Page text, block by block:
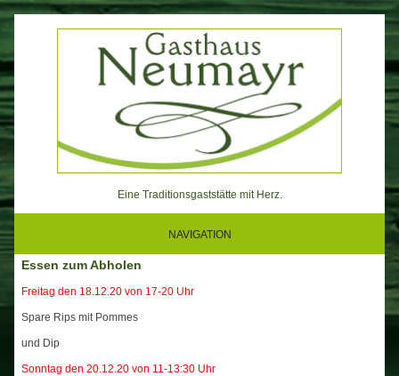
Eine Traditionsgaststätte mit Herz.
NAVIGATION
Essen zum Abholen
Freitag den 18.12.20 von 17-20 Uhr
Spare Rips mit Pommes
und Dip
Sonntag den 20.12.20 von 11-13:30 Uhr